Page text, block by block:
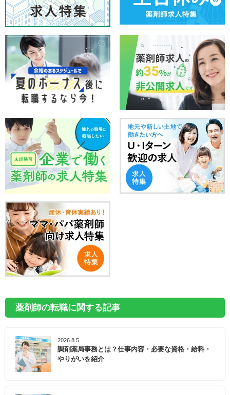
薬剤師の転職に関する記事
2026.8.5
調剤薬局事務とは？仕事内容・必要な資格・給料・
やりがいを紹介